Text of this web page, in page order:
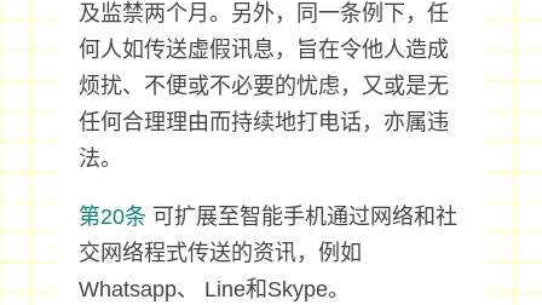
及监禁两个月。另外，同一条例下，任
何人如传送虚假讯息，旨在令他人造成
烦扰、不便或不必要的忧虑，又或是无
任何合理理由而持续地打电话，亦属违
法。
第20条可扩展至智能手机通过网络和社
交网络程式传送的资讯，例如
Whatsapp、 Line和Skype。